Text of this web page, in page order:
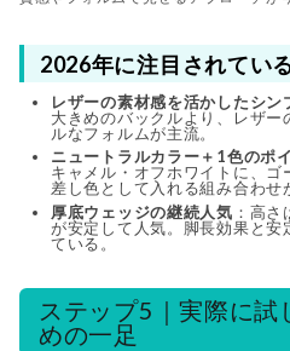
2026年に注目されてい
レザーの素材感を活かしたシン
大きめのバックルより、レザ
ルなフォルムが主流。
ニュートラルカラー＋1色のポ
キャメル・オフホワイトに、ゴ
差し色として入れる組み合わせ
厚底ウェッジの継続人気 ：高
が安定して人気。脚長効果と
ている。
ステップ5｜実際に試
めの一足